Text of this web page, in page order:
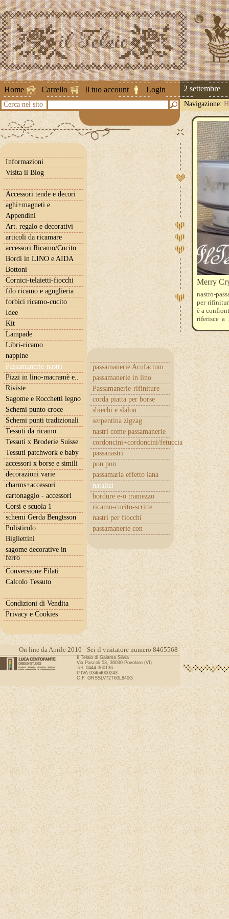
Home Carrello Il tuo account Login
Attenzione ! Le spedizioni riprenderanno il 2 settembre
Cerca nel sito Navigazione:
Informazioni
Visita il Blog
Accessori tende e decori
aghi+magneti e..
Appendini
Art. regalo e decorativi
articoli da ricamare
accessori Ricamo/Cucito
Bordi in LINO e AIDA
Bottoni
Cornici-telaietti-fiocchi
filo ricamo e aguglieria
forbici ricamo-cucito
Idee
Kit
Lampade
Libri-ricamo
nappine
Passamanerie-nastri
passamanerie Acufactum
passamanerie in lino
Passamanerie-rifiniture
corda piatta per borse
sbiechi e slalon
serpentina zigzag
nastri come passamanerie
cordoncini+cordoncini/fetuccia
passanastri
pon pon
passamaria effetto lana
natalizi
bordure e-o tramezzo
ricamo-cucito-scritte
nastri per fiocchi
passamanerie con
cuoricini
Pizzi in lino-macramè e..
Riviste
Sagome e Rocchetti legno
Schemi punto croce
Schemi punti tradizionali
Tessuti da ricamo
Tessuti x Broderie Suisse
Tessuti patchwork e baby
accessori x borse e simili
decorazioni varie
charms+accessori
cartonaggio - accessori
Corsi e scuola 1
schemi Gerda Bengtsson
Polistirolo
Bigliettini
sagome decorative in
ferro
Conversione Filati
Calcolo Tessuto
Condizioni di Vendita
Privacy e Cookies
Merry
nastro-
per
è a
riferisce a
On line da Aprile 2010 - Sei il visitatore numero 8465568
Il Telaio di Gaiarsa Silvia
Via Pascoli 53, 36030 Povolaro (VI)
Tel: 0444 360136
P.IVA 03464000243
C.F. GRSSLV72T60L840G